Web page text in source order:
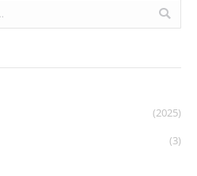
(2025)
(3)